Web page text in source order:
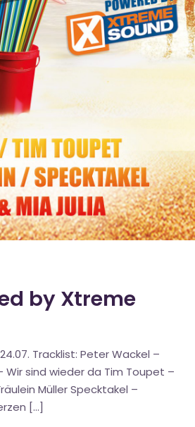
by Xtreme
Tracklist: Peter Wackel –
Wir sind wieder da Tim Toupet –
Müller Specktakel –
[…]